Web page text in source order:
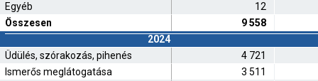
Egyéb
12
Összesen
9 558
2024
Üdülés, szórakozás, pihenés
4 721
Ismerős meglátogatása
3 511